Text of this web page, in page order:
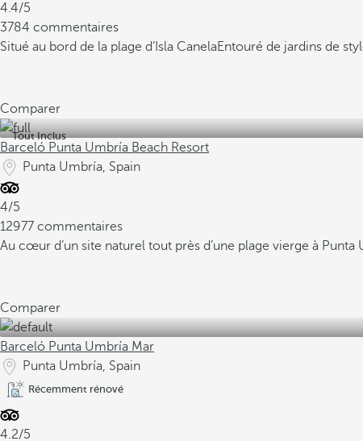
4.4/5
3784 commentaires
Situé au bord de la plage d’Isla CanelaEntouré de jardins de
Comparer
Tout Inclus
Barceló Punta Umbría Beach Resort
Punta Umbría, Spain
4/5
12977 commentaires
Au cœur d’un site naturel tout près d’une plage vierge à Punta
Comparer
Barceló Punta Umbría Mar
Punta Umbría, Spain
Récemment rénové
4.2/5